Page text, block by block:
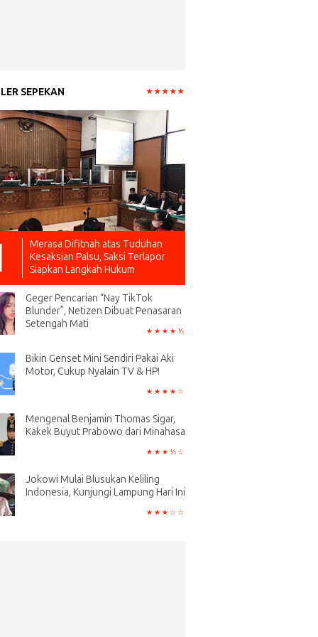
SEPEKAN
Merasa Difitnah atas Tuduhan
Kesaksian Palsu, Saksi Terlapor
Siapkan Langkah Hukum
Geger Pencarian “Nay TikTok
Blunder”, Netizen Dibuat Penasaran
Setengah Mati
Bikin Genset Mini Sendiri Pakai Aki
Motor, Cukup Nyalain TV & HP!
Mengenal Benjamin Thomas Sigar,
Kakek Buyut Prabowo dari Minahasa
Jokowi Mulai Blusukan Keliling
Indonesia, Kunjungi Lampung Hari Ini